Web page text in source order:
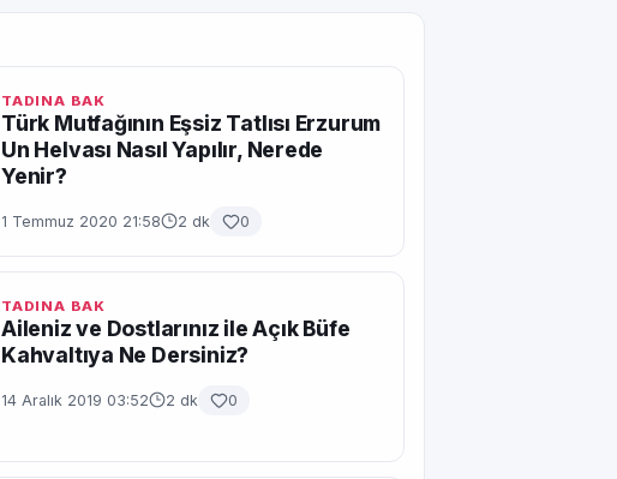
TADINA BAK
Türk Mutfağının Eşsiz Tatlısı Erzurum
Un Helvası Nasıl Yapılır, Nerede
Yenir?
1 Temmuz 2020 21:58 2 dk 0
TADINA BAK
Aileniz ve Dostlarınız ile Açık Büfe
Kahvaltıya Ne Dersiniz?
14 Aralık 2019 03:52 2 dk 0